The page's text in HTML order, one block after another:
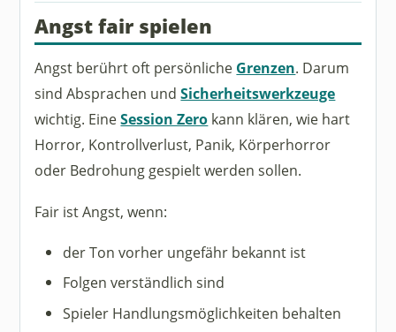
Angst fair spielen
Angst berührt oft persönliche Grenzen. Darum
sind Absprachen undSicherheitswerkzeuge
wichtig. EineSession Zero kann klären, wie hart
Horror, Kontrollverlust, Panik, Körperhorror
oder Bedrohung gespielt werden sollen.
Fair ist Angst, wenn:
der Ton vorher ungefähr bekannt ist
Folgen verständlich sind
Spieler Handlungsmöglichkeiten behalten